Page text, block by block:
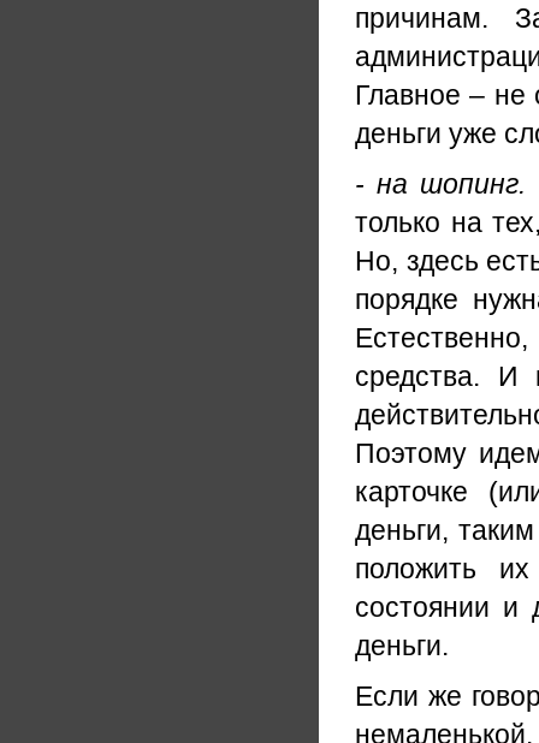
причинам.
Главное – не
деньги уже
- на шопинг.
только на
Но, здесь
порядке
средства. И
Поэтому
карточке
деньги,
положить
состоянии и
деньги.
Если же